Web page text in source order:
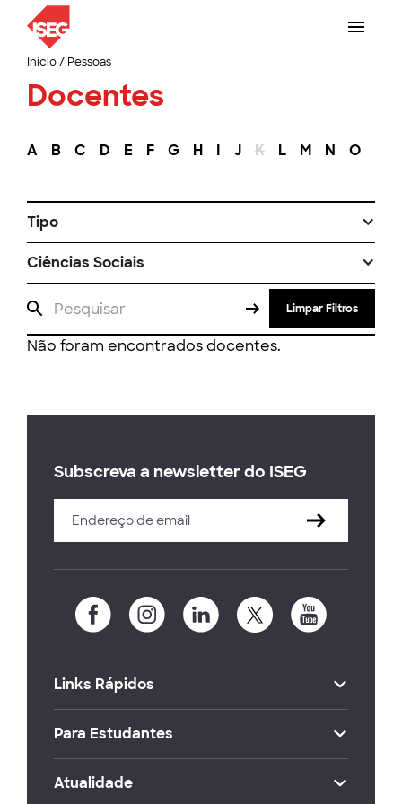
Início/ Pessoas
Docentes
A B C D E F G H I J K L M N O
Tipo
Ciências Sociais
Limpar Filtros
Não foram encontrados docentes.
Subscreva a newsletter do ISEG
Links Rápidos
Para Estudantes
Atualidade